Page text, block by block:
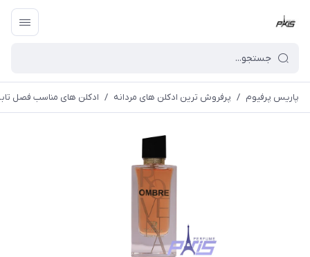
پاریس پرفیوم / پرفروش ترین ادکلن های مردانه / ادکلن های مناسب فصل